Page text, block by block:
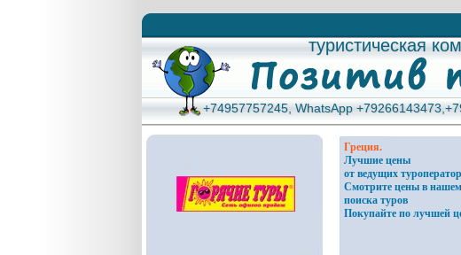
туристическая
туристическая
+74957757245, WhatsApp
+74957757245, WhatsApp
Греция.
Лучшие цены
от ведущих
Смотрите цены в
поиска туров
Покупайте по лучшей